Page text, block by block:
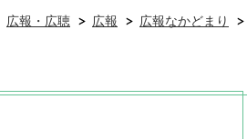
広報・広聴 広報 広報なかどまり